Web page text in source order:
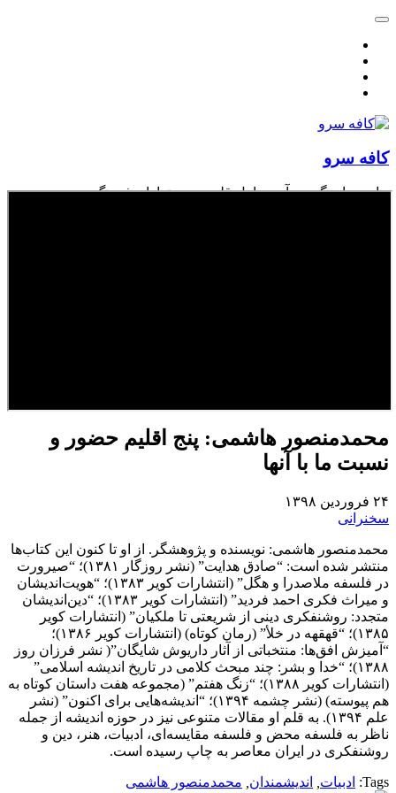
کافه سرو
جایی برای گردهم‌آمدن اهل قلم و دوستداران فرهنگ
محمدمنصور هاشمی: پنج اقلیم حضور و
نسبت ما با آنها
۲۴ فروردین ۱۳۹۸
سخنرانی
محمدمنصور هاشمی: نویسنده و پژوهشگر. از او تا کنون این کتاب‌ها
منتشر شده است: “صادق هدایت” (نشر روزگار ۱۳۸۱)؛ “صیرورت
در فلسفه ملاصدرا و هگل” (انتشارات کویر ۱۳۸۳)؛ “هویت‌اندیشان
و میراث فکری احمد فردید” (انتشارات کویر ۱۳۸۳)؛ “دین‌اندیشان
متجدد: روشنفکری دینی از شریعتی تا ملکیان” (انتشارات کویر
۱۳۸۵)؛ “قهقهه در خلأ” (رمان کوتاه) (انتشارات کویر ۱۳۸۶)؛
“آمیزش افق‌ها: منتخباتی از آثار داریوش شایگان”( نشر فرزان روز
۱۳۸۸)؛ “خدا و بشر: چند مبحث کلامی در تاریخ اندیشه اسلامی”
(انتشارات کویر ۱۳۸۸)؛ “زنگ هفتم” (مجموعه هفت داستان کوتاه به
هم پیوسته) (نشر چشمه ۱۳۹۴)؛ “اندیشه‌هایی برای اکنون” (نشر
علم ۱۳۹۴). به قلم او مقالات متنوعی نیز در حوزه اندیشه از جمله
ناظر به فلسفه محض و فلسفه مقایسه‌ای، ادبیات، هنر، دین و
روشنفکری در ایران معاصر به چاپ رسیده است.
Tags: ادبیات اندیشمندان محمدمنصور هاشمی